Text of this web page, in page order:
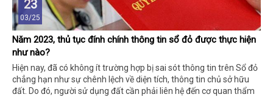
23
03/25
Năm 2023, thủ tục đính chính thông tin sổ đỏ được thực hiện
như nào?
Hiện nay, đã có không ít trường hợp bị sai sót thông tin trên Sổ đỏ
chẳng hạn như sự chênh lệch về diện tích, thông tin chủ sở hữu
đất. Do đó, người sử dụng đất cần phải liên hệ đến cơ quan thẩm